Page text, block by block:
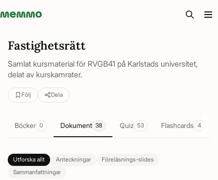
Memmo - AI-verktyg och digital kurslitteratur
Fastighetsrätt
Samlat kursmaterial för RVGB41 på Karlstads universitet,
delat av kurskamrater.
Följ Dela
Böcker 0 Dokument 38 Quiz 53 Flashcards 4
Utforska allt Anteckningar
Föreläsnings-slides
Sammanfattningar